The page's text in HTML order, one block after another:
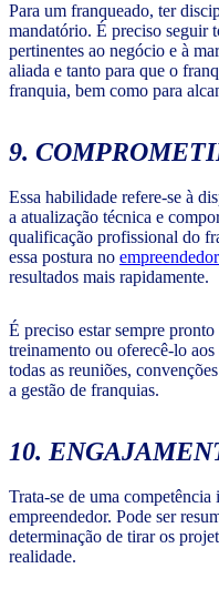
Para um franqueado, ter
mandatório. É preciso seguir
pertinentes ao negócio e à
aliada e tanto para que o
franquia, bem como para
9.
Essa habilidade refere-se à
a atualização técnica e
qualificação profissional do
essa postura no
resultados mais rapidamente.
É preciso estar sempre
treinamento ou oferecê-lo
todas as reuniões,
a gestão de franquias.
10.
Trata-se de uma
empreendedor. Pode ser
determinação de tirar os
realidade.